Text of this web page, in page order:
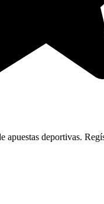
apuestas deportivas.